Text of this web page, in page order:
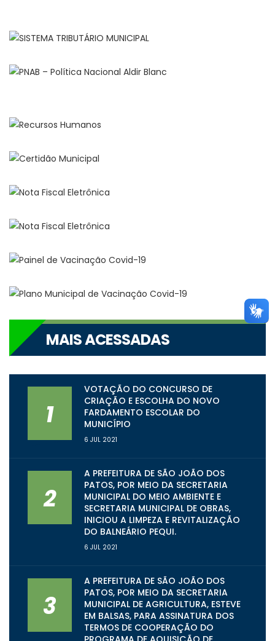
MAIS ACESSADAS
1
VOTAÇÃO DO CONCURSO DE
CRIAÇÃO E ESCOLHA DO NOVO
FARDAMENTO ESCOLAR DO
MUNICÍPIO
6 JUL 2021
2
A PREFEITURA DE SÃO JOÃO DOS
PATOS, POR MEIO DA SECRETARIA
MUNICIPAL DO MEIO AMBIENTE E
SECRETARIA MUNICIPAL DE OBRAS,
INICIOU A LIMPEZA E REVITALIZAÇÃO
DO BALNEÁRIO PEQUI.
6 JUL 2021
3
A PREFEITURA DE SÃO JOÃO DOS
PATOS, POR MEIO DA SECRETARIA
MUNICIPAL DE AGRICULTURA, ESTEVE
EM BALSAS, PARA ASSINATURA DOS
TERMOS DE COOPERAÇÃO DO